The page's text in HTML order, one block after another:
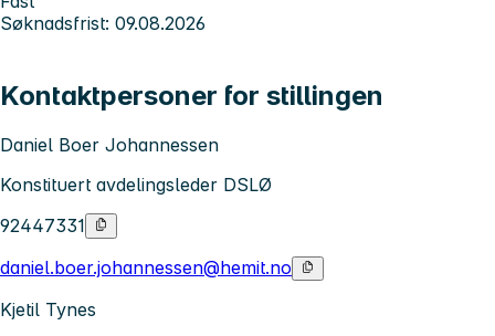
Søknadsfrist: 09.08.2026
Kontaktpersoner for stillingen
Daniel Boer Johannessen
Konstituert avdelingsleder DSLØ
92447331
daniel.boer.johannessen@hemit.no
Kjetil Tynes